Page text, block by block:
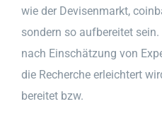
wie der Devisenmarkt,
sondern so aufbereitet
nach Einschätzung von
die Recherche erleichtert
bereitet bzw.